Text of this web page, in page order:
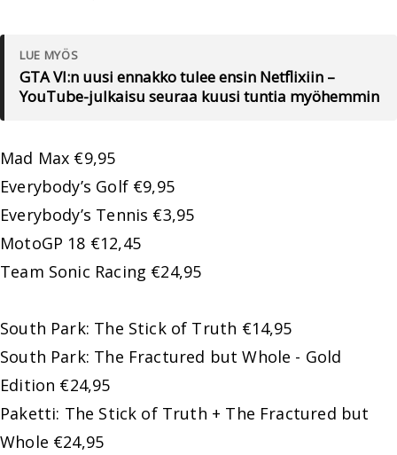
LUE MYÖS
GTA VI:n uusi ennakko tulee ensin Netflixiin –
YouTube-julkaisu seuraa kuusi tuntia myöhemmin
Mad Max €9,95
Everybody’s Golf €9,95
Everybody’s Tennis €3,95
MotoGP 18 €12,45
Team Sonic Racing €24,95
South Park: The Stick of Truth €14,95
South Park: The Fractured but Whole - Gold
Edition €24,95
Paketti: The Stick of Truth + The Fractured but
Whole €24,95